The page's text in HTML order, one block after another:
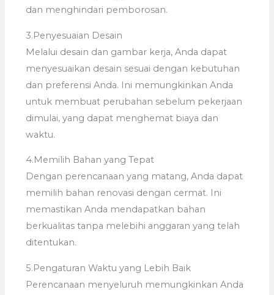
dan menghindari pemborosan.
3.Penyesuaian Desain
Melalui desain dan gambar kerja, Anda dapat
menyesuaikan desain sesuai dengan kebutuhan
dan preferensi Anda. Ini memungkinkan Anda
untuk membuat perubahan sebelum pekerjaan
dimulai, yang dapat menghemat biaya dan
waktu.
4.Memilih Bahan yang Tepat
Dengan perencanaan yang matang, Anda dapat
memilih bahan renovasi dengan cermat. Ini
memastikan Anda mendapatkan bahan
berkualitas tanpa melebihi anggaran yang telah
ditentukan.
5.Pengaturan Waktu yang Lebih Baik
Perencanaan menyeluruh memungkinkan Anda